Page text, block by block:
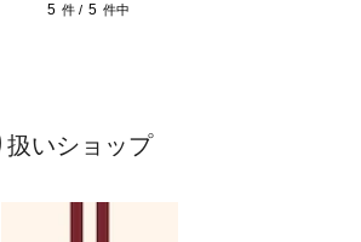
5 件 / 5 件中
扱いショップ